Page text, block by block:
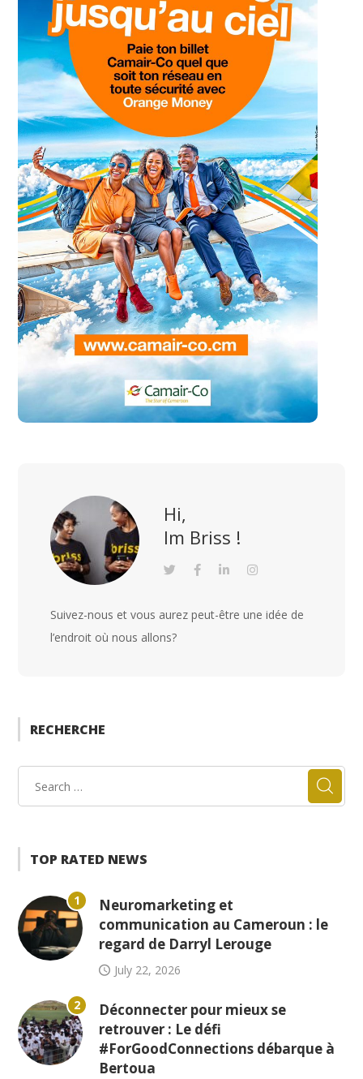
Hi,
Im Briss !
Suivez-nous et vous aurez peut-être une idée de
l’endroit où nous allons?
RECHERCHE
TOP RATED NEWS
1
Neuromarketing et
communication au Cameroun : le
regard de Darryl Lerouge
July 22, 2026
2
Déconnecter pour mieux se
retrouver : Le défi
#ForGoodConnections débarque à
Bertoua